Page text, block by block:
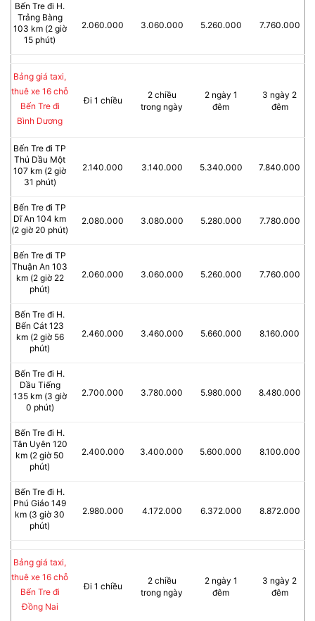
Bến Tre đi H.
Trảng Bàng
103 km (2 giờ
15 phút)
2.060.000 3.060.000 5.260.000 7.760.000
Bảng giá taxi,
thuê xe 16 chỗ
Bến Tre đi
Bình Dương
Đi 1 chiều
2 chiều
trong ngày
2 ngày 1
đêm
3 ngày 2
đêm
Bến Tre đi TP
Thủ Dầu Một
107 km (2 giờ
31 phút)
2.140.000 3.140.000 5.340.000 7.840.000
Bến Tre đi TP
Dĩ An 104 km
(2 giờ 20 phút)
2.080.000 3.080.000 5.280.000 7.780.000
Bến Tre đi TP
Thuận An 103
km (2 giờ 22
phút)
2.060.000 3.060.000 5.260.000 7.760.000
Bến Tre đi H.
Bến Cát 123
km (2 giờ 56
phút)
2.460.000 3.460.000 5.660.000 8.160.000
Bến Tre đi H.
Dầu Tiếng
135 km (3 giờ
0 phút)
2.700.000 3.780.000 5.980.000 8.480.000
Bến Tre đi H.
Tân Uyên 120
km (2 giờ 50
phút)
2.400.000 3.400.000 5.600.000 8.100.000
Bến Tre đi H.
Phú Giáo 149
km (3 giờ 30
phút)
2.980.000 4.172.000 6.372.000 8.872.000
Bảng giá taxi,
thuê xe 16 chỗ
Bến Tre đi
Đồng Nai
Đi 1 chiều
2 chiều
trong ngày
2 ngày 1
đêm
3 ngày 2
đêm